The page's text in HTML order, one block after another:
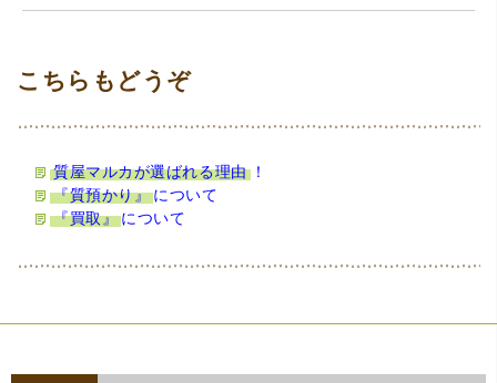
質屋マルカが選ばれる理由！
『質預かり』 について
『買取』 について